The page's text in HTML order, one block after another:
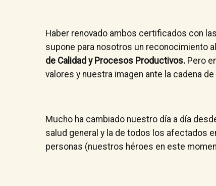
Haber renovado ambos certificados con
supone para nosotros un reconocimiento
de Calidad y Procesos Productivos. Pero
valores y nuestra imagen ante la cadena
Mucho ha cambiado nuestro día a día
salud general y la de todos los afectados
personas (nuestros héroes en este